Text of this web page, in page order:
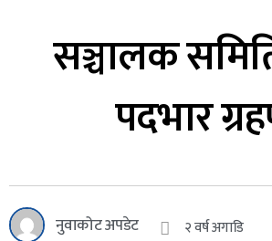
सञ्चालक
पदभार
नुवाकोट अपडेट २ वर्ष अगाडि